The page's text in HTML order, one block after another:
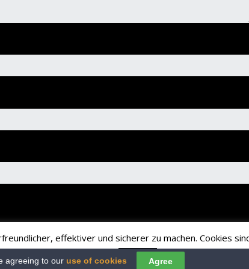
agreeing to our use of cookies Agree
effektiver und sicherer zu machen. Cookies
bzw. enthalten keine Viren.
Accept